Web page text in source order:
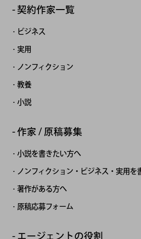
契約作家一覧
ビジネス
実用
ノンフィクション
教養
小説
作家 / 原稿募集
小説を書きたい方へ
ノンフィクション・ビジネス・実用を
著作がある方へ
原稿応募フォーム
エージェントの役割